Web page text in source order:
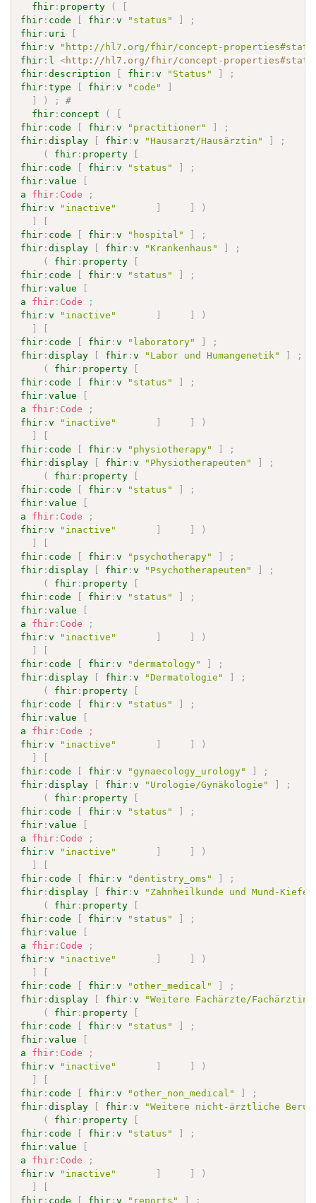
fhir : property (
fhir : code fhir :v "status"
;
fhir : uri
fhir :v
"http://hl7.org/fhir/concept-
fhir : l <http://hl7.org/fhir/concept-
fhir :description fhir :v "Status"
;
fhir :type fhir :v "code"
) ;
#
fhir : concept (
fhir : code fhir :v "practitioner"
;
fhir :display fhir :v "Hausarzt/Hausärztin"
;
(
fhir : property
fhir : code fhir :v "status"
;
fhir :value
a
fhir : Code
;
fhir :v "inactive"
)
fhir : code fhir :v "hospital"
;
fhir :display fhir :v "Krankenhaus"
;
(
fhir : property
fhir : code fhir :v "status"
;
fhir :value
a
fhir : Code
;
fhir :v "inactive"
)
fhir : code fhir :v "laboratory"
;
fhir :display fhir :v "Labor und Humangenetik"
;
(
fhir : property
fhir : code fhir :v "status"
;
fhir :value
a
fhir : Code
;
fhir :v "inactive"
)
fhir : code fhir :v "physiotherapy"
;
fhir :display fhir :v "Physiotherapeuten"
;
(
fhir : property
fhir : code fhir :v "status"
;
fhir :value
a
fhir : Code
;
fhir :v "inactive"
)
fhir : code fhir :v "psychotherapy"
;
fhir :display fhir :v "Psychotherapeuten"
;
(
fhir : property
fhir : code fhir :v "status"
;
fhir :value
a
fhir : Code
;
fhir :v "inactive"
)
fhir : code fhir :v "dermatology"
;
fhir :display fhir :v "Dermatologie"
;
(
fhir : property
fhir : code fhir :v "status"
;
fhir :value
a
fhir : Code
;
fhir :v "inactive"
)
fhir : code fhir :v "gynaecology_urology"
;
fhir :display fhir :v "Urologie/Gynäkologie"
;
(
fhir : property
fhir : code fhir :v "status"
;
fhir :value
a
fhir : Code
;
fhir :v "inactive"
)
fhir : code fhir :v "dentistry_oms"
;
fhir :display fhir :v
"Zahnheilkunde und Mund-
(
fhir : property
fhir : code fhir :v "status"
;
fhir :value
a
fhir : Code
;
fhir :v "inactive"
)
fhir : code fhir :v "other_medical"
;
fhir :display fhir :v
"Weitere Fachärzte/
(
fhir : property
fhir : code fhir :v "status"
;
fhir :value
a
fhir : Code
;
fhir :v "inactive"
)
fhir : code fhir :v "other_non_medical"
;
fhir :display fhir :v
"Weitere nicht-ärztliche
(
fhir : property
fhir : code fhir :v "status"
;
fhir :value
a
fhir : Code
;
fhir :v "inactive"
)
fhir : code fhir :v "reports" ;